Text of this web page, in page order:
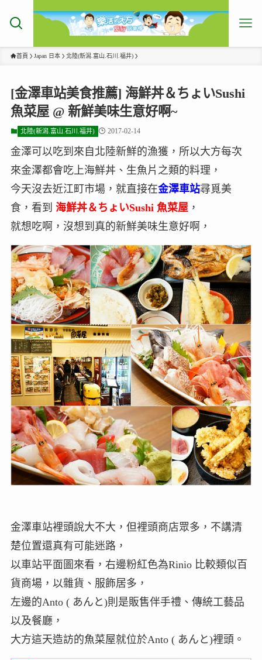
首頁 Japan 日本 北陸(新潟.富山.石川.福井)
[金澤車站美食推薦] 海鮮丼＆ちょいSushi
魚菜屋 @ 新鮮美味生意好啊~
北陸(新潟.富山.石川.福井) 2017-02-14
金澤可以吃到來自北陸新鮮的漁獲，所以大方每次
來金澤都會吃上海鮮丼、生魚片之類的料理，
今天沒去近江町市場，就直接在金澤車站尋覓美
食，看到 海鮮丼＆ちょいSushi 魚菜屋，
就想吃啊，沒想到真的新鮮美味生意好啊，
金澤車站裡頭說大不大，但裡頭商店眾多，不講清
楚位置還真有可能迷路，
以車站平面圖來看，右邊粉紅色為Rinio 比較類似百
貨商場，以雜貨、服飾居多，
左邊的Anto ( あんと)則是販售伴手禮、傳統工藝品
以及餐廳，
大方這天造訪的魚菜屋就位於Anto ( あんと)裡頭。